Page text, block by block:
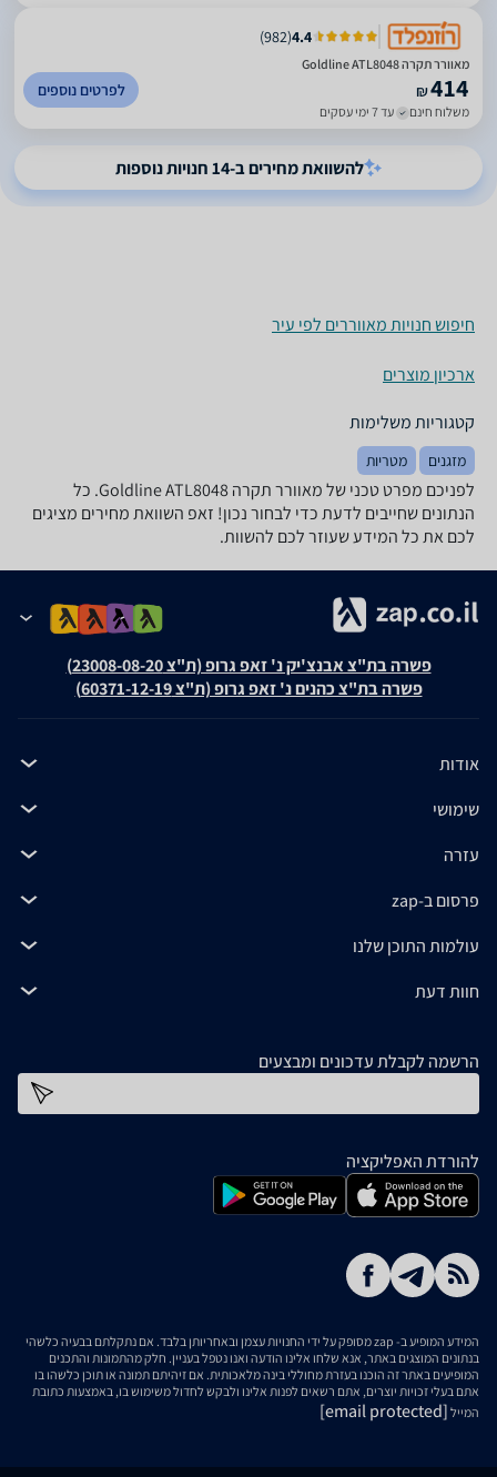
4.4
(
982
)
‏מאוורר תקרה Goldline ATL8048
₪414
משלוח חינם עד 7 ימי עסקים
לפרטים נוספים
להשוואת מחירים ב-14 חנויות נוספות
חיפוש חנויות מאווררים לפי עיר
ארכיון מוצרים
קטגוריות משלימות
מזגנים מטריות
לפניכם מפרט טכני של ‏מאוורר תקרה Goldline ATL8048. כל
הנתונים שחייבים לדעת כדי לבחור נכון! זאפ השוואת מחירים מציגים
לכם את כל המידע שעוזר לכם להשוות.
פשרה בת"צ אבנצ'יק נ' זאפ גרופ (ת"צ 23008-08-20)
פשרה בת"צ כהנים נ' זאפ גרופ (ת"צ 60371-12-19)
אודות
שימושי
עזרה
פרסום ב-zap
עולמות התוכן שלנו
חוות דעת
הרשמה לקבלת עדכונים ומבצעים
להורדת האפליקציה
המידע המופיע ב- zap מסופק על ידי החנויות עצמן ובאחריותן בלבד. אם נתקלתם בבעיה כלשהי
בנתונים המוצגים באתר, אנא שלחו אלינו הודעה ואנו נטפל בעניין. חלק מהתמונות והתכנים
המופיעים באתר זה הוכנו בעזרת מחוללי בינה מלאכותית. אם זיהיתם תמונה או תוכן כלשהו בו
אתם בעלי זכויות יוצרים, אתם רשאים לפנות אלינו ולבקש לחדול משימוש בו, באמצעות כתובת
המייל [email protected]